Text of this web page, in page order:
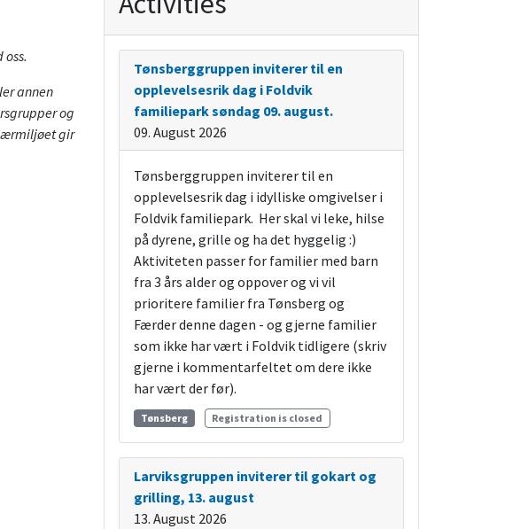
annen
og
gir
Tønsberggruppen inviterer til en
opplevelsesrik dag i Foldvik
familiepark søndag 09. august.
09. August 2026
Tønsberggruppen inviterer til en
opplevelsesrik dag i idylliske omgivelser i
Foldvik familiepark. Her skal vi leke, hilse
på dyrene, grille og ha det hyggelig :)
Aktiviteten passer for familier med barn
fra 3 års alder og oppover og vi vil
prioritere familier fra Tønsberg og
Færder denne dagen - og gjerne familier
som ikke har vært i Foldvik tidligere (skriv
gjerne i kommentarfeltet om dere ikke
har vært der før).
Tønsberg Registration is closed
Larviksgruppen inviterer til gokart og
grilling, 13. august
13. August 2026